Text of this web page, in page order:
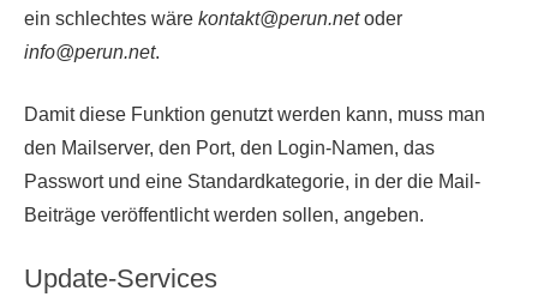
ein schlechtes wäre kontakt@perun.netoder
info@perun.net.
Damit diese Funktion genutzt werden kann, muss man
den Mailserver, den Port, den Login-Namen, das
Passwort und eine Standardkategorie, in der die Mail-
Beiträge veröffentlicht werden sollen, angeben.
Update-Services